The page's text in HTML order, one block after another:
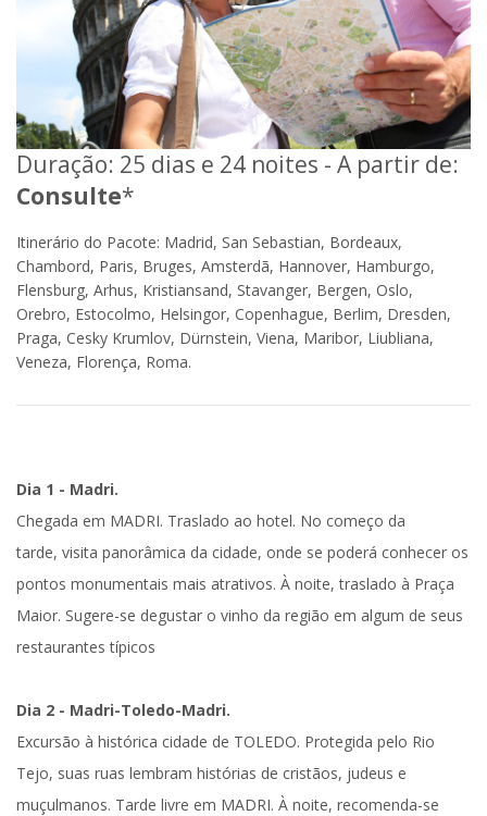
Duração: 25 dias e 24 noites - A partir de:
Consulte*
Itinerário do Pacote: Madrid, San Sebastian, Bordeaux,
Chambord, Paris, Bruges, Amsterdã, Hannover, Hamburgo,
Flensburg, Arhus, Kristiansand, Stavanger, Bergen, Oslo,
Orebro, Estocolmo, Helsingor, Copenhague, Berlim, Dresden,
Praga, Cesky Krumlov, Dürnstein, Viena, Maribor, Liubliana,
Veneza, Florença, Roma.
Dia 1 - Madri.
Chegada em MADRI. Traslado ao hotel. No começo da
tarde, visita panorâmica da cidade, onde se poderá conhecer os
pontos monumentais mais atrativos. À noite,traslado à Praça
Maior. Sugere-se degustar o vinho da região em algum de seus
restaurantes típicos
Dia 2 - Madri-Toledo-Madri.
Excursão à histórica cidade de TOLEDO. Protegida pelo Rio
Tejo, suas ruas lembram histórias de cristãos, judeus e
muçulmanos. Tarde livre em MADRI. À noite, recomenda-se